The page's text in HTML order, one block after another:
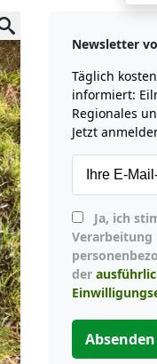
Newsletter
Täglich
informiert:
Regionales
Jetzt
der
Absenden